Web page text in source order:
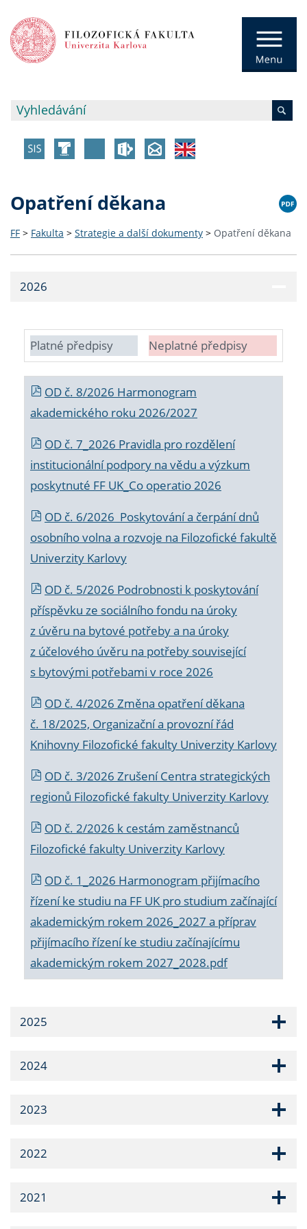
Opatření děkana
FF > Fakulta > Strategie a další dokumenty > Opatření děkana
2026
Platné předpisy Neplatné předpisy
OD č. 8/2026 Harmonogram
akademického roku 2026/2027
OD č. 7_2026 Pravidla pro rozdělení
institucionální podpory na vědu a výzkum
poskytnuté FF UK_Co operatio 2026
OD č. 6/2026 Poskytování a čerpání dnů
osobního volna a rozvoje na Filozofické fakultě
Univerzity Karlovy
OD č. 5/2026 Podrobnosti k poskytování
příspěvku ze sociálního fondu na úroky
z úvěru na bytové potřeby a na úroky
z účelového úvěru na potřeby související
s bytovými potřebami v roce 2026
OD č. 4/2026 Změna opatření děkana
č. 18/2025, Organizační a provozní řád
Knihovny Filozofické fakulty Univerzity Karlovy
OD č. 3/2026 Zrušení Centra strategických
regionů Filozofické fakulty Univerzity Karlovy
OD č. 2/2026 k cestám zaměstnanců
Filozofické fakulty Univerzity Karlovy
OD č. 1_2026 Harmonogram přijímacího
řízení ke studiu na FF UK pro studium začínající
akademickým rokem 2026_2027 a příprav
přijímacího řízení ke studiu začínajícímu
akademickým rokem 2027_2028.pdf
2025
2024
2023
2022
2021